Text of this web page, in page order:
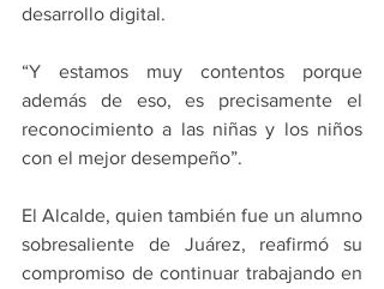
desarrollo digital.
“Y estamos muy contentos porque
además de eso, es precisamente el
reconocimiento a las niñas y los niños
con el mejor desempeño”.
El Alcalde, quien también fue un alumno
sobresaliente de Juárez, reafirmó su
compromiso de continuar trabajando en